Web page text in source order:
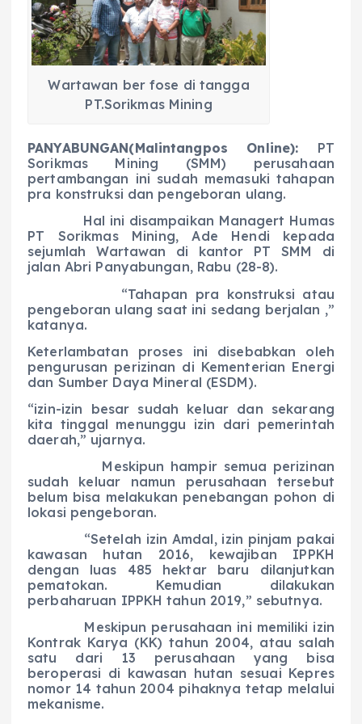
o
o
k
p
p
a
m
g
er
Wartawan ber fose di tangga
PT.Sorikmas Mining
PANYABUNGAN(Malintangpos Online): PT
Sorikmas Mining (SMM) perusahaan
pertambangan ini sudah memasuki tahapan
pra konstruksi dan pengeboran ulang.
Hal ini disampaikan Managert Humas
PT Sorikmas Mining, Ade Hendi kepada
sejumlah Wartawan di kantor PT SMM di
jalan Abri Panyabungan, Rabu (28-8).
“Tahapan pra konstruksi atau
pengeboran ulang saat ini sedang berjalan ,”
katanya.
Keterlambatan proses ini disebabkan oleh
pengurusan perizinan di Kementerian Energi
dan Sumber Daya Mineral (ESDM).
“izin-izin besar sudah keluar dan sekarang
kita tinggal menunggu izin dari pemerintah
daerah,” ujarnya.
Meskipun hampir semua perizinan
sudah keluar namun perusahaan tersebut
belum bisa melakukan penebangan pohon di
lokasi pengeboran.
“Setelah izin Amdal, izin pinjam pakai
kawasan hutan 2016, kewajiban IPPKH
dengan luas 485 hektar baru dilanjutkan
pematokan. Kemudian dilakukan
perbaharuan IPPKH tahun 2019,” sebutnya.
Meskipun perusahaan ini memiliki izin
Kontrak Karya (KK) tahun 2004, atau salah
satu dari 13 perusahaan yang bisa
beroperasi di kawasan hutan sesuai Kepres
nomor 14 tahun 2004 pihaknya tetap melalui
mekanisme.